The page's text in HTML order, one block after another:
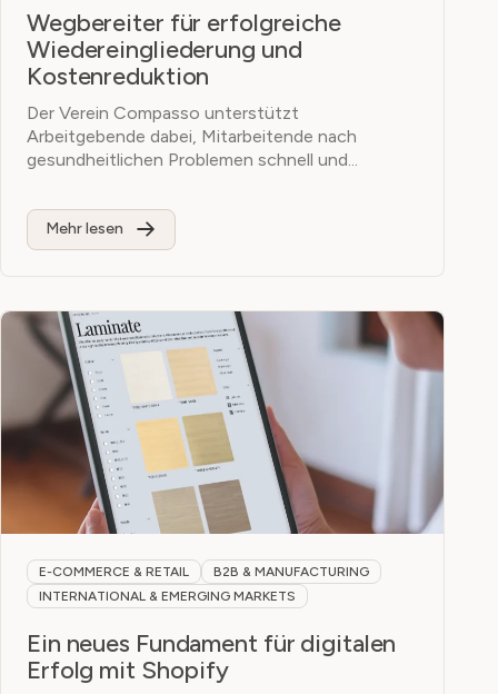
Wegbereiter für erfolgreiche
Wiedereingliederung und
Kostenreduktion
Der Verein Compasso unterstützt
Arbeitgebende dabei, Mitarbeitende nach
gesundheitlichen Problemen schnell und...
Mehr lesen
E-COMMERCE & RETAIL
B2B & MANUFACTURING
INTERNATIONAL & EMERGING MARKETS
Ein neues Fundament für digitalen
Erfolg mit Shopify